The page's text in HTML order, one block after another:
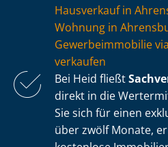
Hausverkauf in
Wohnung in
Ge­wer­be­im­mo­bi­lie
verkaufen
Bei Heid fließt
direkt in die
Sie sich für einen
über zwölf Monate,